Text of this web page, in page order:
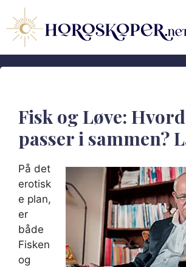
indhold
Fisk og Løve:
passer i sammen?
På det
erotisk
e plan,
er
både
Fisken
og